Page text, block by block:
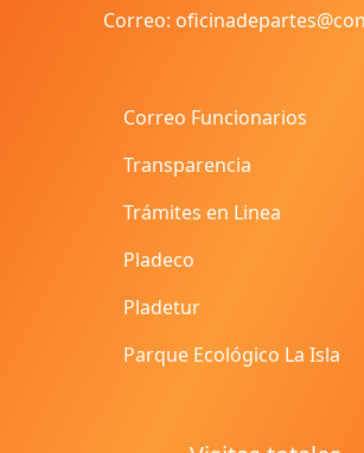
Correo:
Correo Funcionarios
Transparencia
Trámites en Linea
Pladeco
Pladetur
Parque Ecológico La Isla